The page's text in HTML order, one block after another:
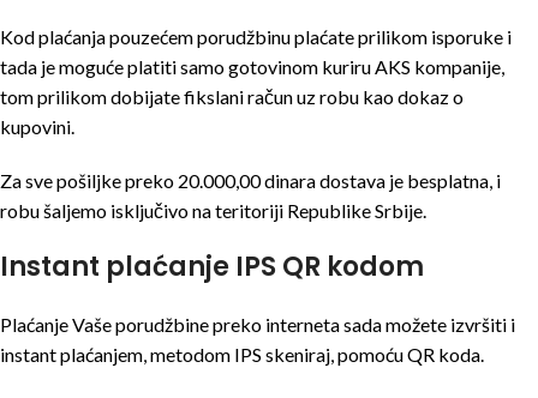
Kod plaćanja pouzećem porudžbinu plaćate prilikom isporuke i
tada je moguće platiti samo gotovinom kuriru AKS kompanije,
tom prilikom dobijate fikslani račun uz robu kao dokaz o
kupovini.
Za sve pošiljke preko 20.000,00 dinara dostava je besplatna, i
robu šaljemo isključivo na teritoriji Republike Srbije.
Instant plaćanje IPS QR kodom
Plaćanje Vaše porudžbine preko interneta sada možete izvršiti i
instant plaćanjem, metodom IPS skeniraj, pomoću QR koda.